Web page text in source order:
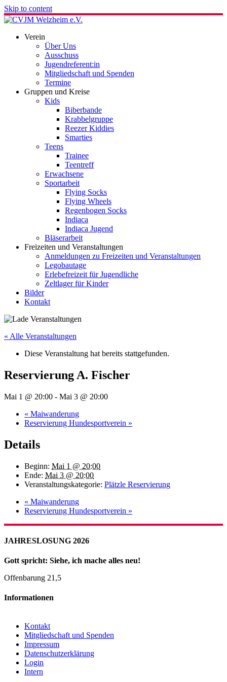
Skip to content
Verein
Über Uns
Ausschuss
Jugendreferent:in
Mitgliedschaft und Spenden
Termine
Gruppen und Kreise
Kids
Biberbande
Krabbelgruppe
Reezer Kiddies
Smarties
Teens
Trainee
Teentreff
Erwachsene
Sportarbeit
Flying Socks
Flying Wheels
Regenbogen Socks
Indiaca
Indiaca Jugend
Bläserarbeit
Freizeiten und Veranstaltungen
Anmeldungen zu Freizeiten und Veranstaltungen
Legobautage
Erlebefreizeit für Jugendliche
Zeltlager für Kinder
Bilder
Kontakt
« Alle Veranstaltungen
Diese Veranstaltung hat bereits stattgefunden.
Reservierung A. Fischer
Mai 1 @ 20:00 - Mai 3 @ 20:00
« Maiwanderung
Reservierung Hundesportverein »
Details
Beginn: Mai 1 @ 20:00
Ende: Mai 3 @ 20:00
Veranstaltungskategorie: Plätzle Reservierung
« Maiwanderung
Reservierung Hundesportverein »
JAHRESLOSUNG 2026
Gott spricht: Siehe, ich mache alles neu!
Offenbarung 21,5
Informationen
Kontakt
Mitgliedschaft und Spenden
Impressum
Datenschutzerklärung
Login
Intern